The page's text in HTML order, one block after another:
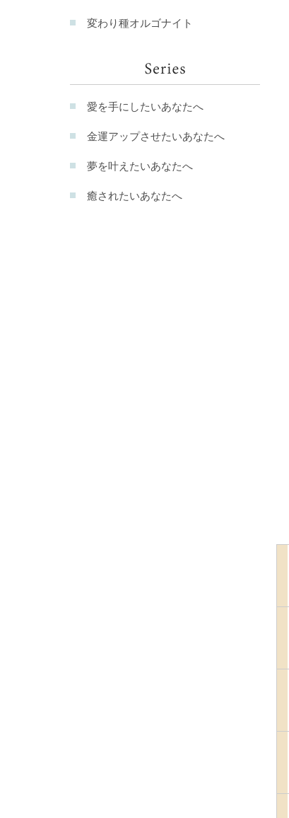
変わり種オルゴナイト
愛を手にしたいあなたへ
金運アップさせたいあなたへ
夢を叶えたいあなたへ
癒されたいあなたへ